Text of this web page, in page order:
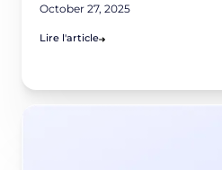
October 27, 2025
Lire l'article